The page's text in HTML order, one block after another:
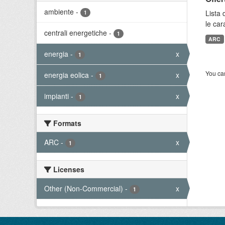
ambiente - 1
centrali energetiche - 1
energia - 1 x
energia eolica - 1 x
impianti - 1 x
Formats
ARC - 1 x
Licenses
Other (Non-Commercial) - 1 x
Lista
le
ARC
You